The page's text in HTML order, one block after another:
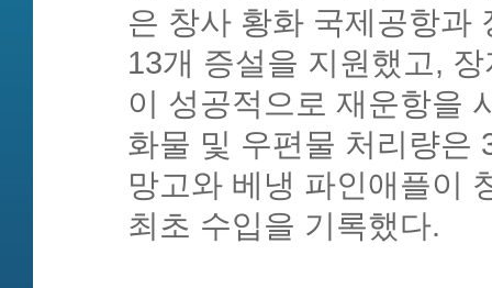
은 창사 황화 국제공항과
13개 증설을 지원했고,
이 성공적으로 재운항을
화물 및 우편물 처리량은
망고와 베냉 파인애플이
최초 수입을 기록했다.